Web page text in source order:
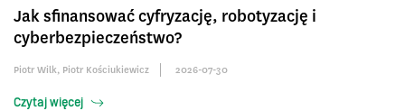
Jak sfinansować cyfryzację, robotyzację i
cyberbezpieczeństwo?
Piotr Wilk, Piotr Kościukiewicz 2026-07-30
Czytaj więcej